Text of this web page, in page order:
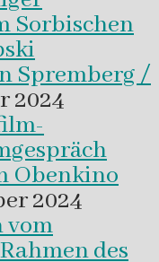
Sorbischen
Spremberg /
2024
Obenkino
2024
vom
des